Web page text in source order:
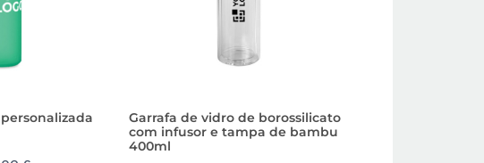
Garrafa de vidro de borossilicato
com infusor e tampa de bambu
400ml